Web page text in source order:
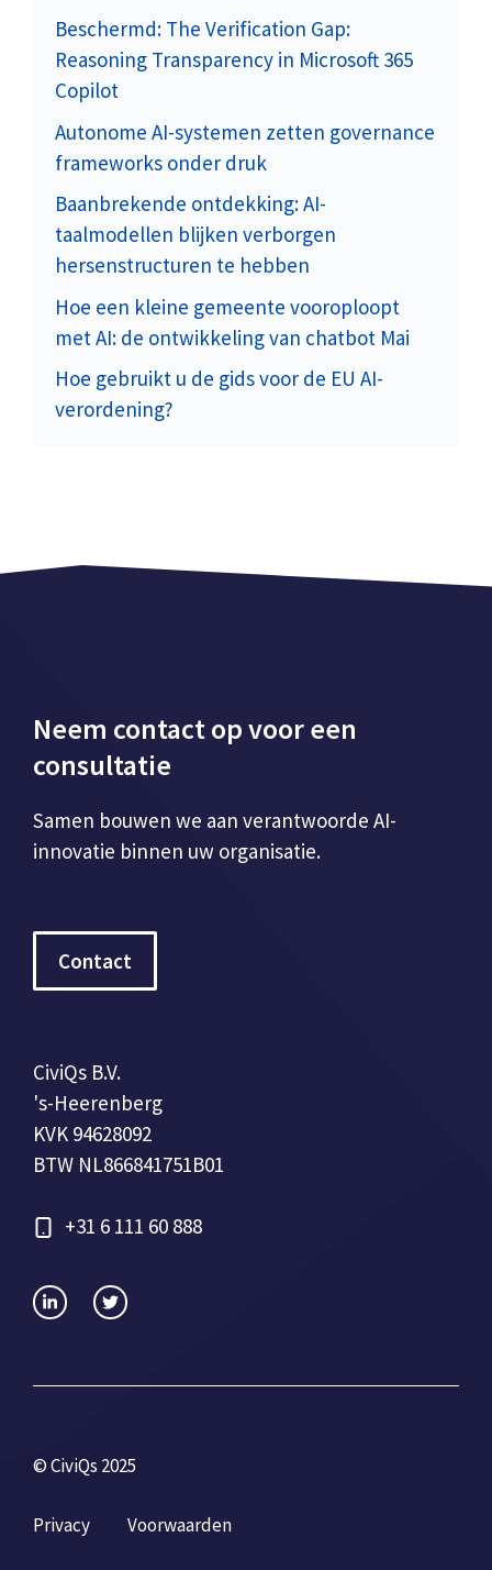
Beschermd: The Verification Gap:
Reasoning Transparency in Microsoft 365
Copilot
Autonome AI-systemen zetten governance
frameworks onder druk
Baanbrekende ontdekking: AI-
taalmodellen blijken verborgen
hersenstructuren te hebben
Hoe een kleine gemeente vooroploopt
met AI: de ontwikkeling van chatbot Mai
Hoe gebruikt u de gids voor de EU AI-
verordening?
Neem contact op voor een
consultatie
Samen bouwen we aan verantwoorde AI-
innovatie binnen uw organisatie.
Contact
CiviQs B.V.
's-Heerenberg
KVK 94628092
BTW NL866841751B01
+31 6 111 60 888
© CiviQs 2025
Privacy Voorwaarden